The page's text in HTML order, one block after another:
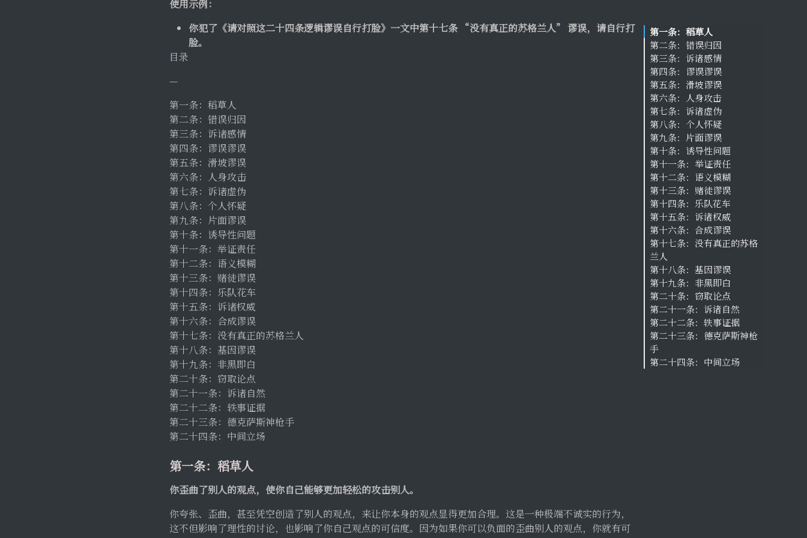
使用示例：
你犯了《请对照这二十四条逻辑谬误自行打脸》一文中第十七条 “没有真正的苏格兰人” 谬误，请自行打
脸。
目录
—
第一条：稻草人
第二条：错误归因
第三条：诉诸感情
第四条：谬误谬误
第五条：滑坡谬误
第六条：人身攻击
第七条：诉诸虚伪
第八条：个人怀疑
第九条：片面谬误
第十条：诱导性问题
第十一条：举证责任
第十二条：语义模糊
第十三条：赌徒谬误
第十四条：乐队花车
第十五条：诉诸权威
第十六条：合成谬误
第十七条：没有真正的苏格兰人
第十八条：基因谬误
第十九条：非黑即白
第二十条：窃取论点
第二十一条：诉诸自然
第二十二条：轶事证据
第二十三条：德克萨斯神枪手
第二十四条：中间立场
第一条：稻草人
你歪曲了别人的观点，使你自己能够更加轻松的攻击别人。
你夸张、歪曲，甚至凭空创造了别人的观点，来让你本身的观点显得更加合理。这是一种极端不诚实的行为，
这不但影响了理性的讨论，也影响了你自己观点的可信度。因为如果你可以负面的歪曲别人的观点，你就有可
第一条：稻草人
第二条：错误归因
第三条：诉诸感情
第四条：谬误谬误
第五条：滑坡谬误
第六条：人身攻击
第七条：诉诸虚伪
第八条：个人怀疑
第九条：片面谬误
第十条：诱导性问题
第十一条：举证责任
第十二条：语义模糊
第十三条：赌徒谬误
第十四条：乐队花车
第十五条：诉诸权威
第十六条：合成谬误
第十七条：没有真正的苏格
兰人
第十八条：基因谬误
第十九条：非黑即白
第二十条：窃取论点
第二十一条：诉诸自然
第二十二条：轶事证据
第二十三条：德克萨斯神枪
手
第二十四条：中间立场